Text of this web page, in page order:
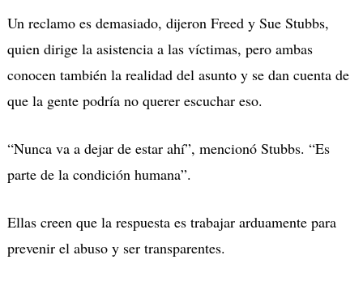
Un reclamo es demasiado, dijeron Freed y Sue Stubbs,
quien dirige la asistencia a las víctimas, pero ambas
conocen también la realidad del asunto y se dan cuenta de
que la gente podría no querer escuchar eso.
“Nunca va a dejar de estar ahí”, mencionó Stubbs. “Es
parte de la condición humana”.
Ellas creen que la respuesta es trabajar arduamente para
prevenir el abuso y ser transparentes.